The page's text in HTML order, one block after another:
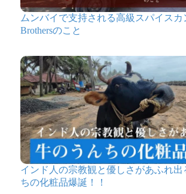
ムンバイで支持される高級スパイスカ
Brothersのこと
インド人の宗教観と優しさがあふれ
ちの化粧品爆誕！！